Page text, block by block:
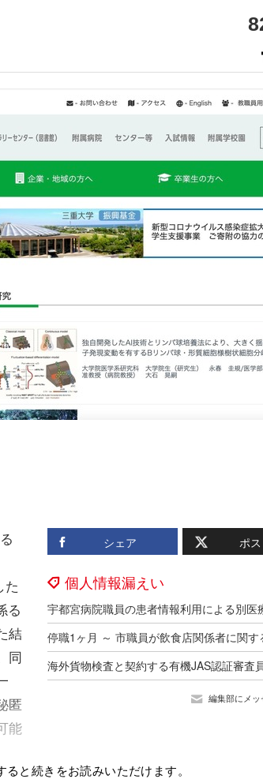
シェア ポス
個人情報漏えい
編集部にメ
た
る
結
同
匿
能
と続きをお読みいただけます。